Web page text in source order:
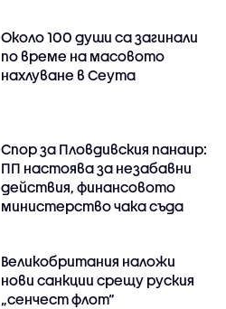
Около 100 души са загинали
по време на масовото
нахлуване в Сеута
Спор за Пловдивския панаир:
ПП настоява за незабавни
действия, финансовото
министерство чака съда
Великобритания наложи
нови санкции срещу руския
„сенчест флот“